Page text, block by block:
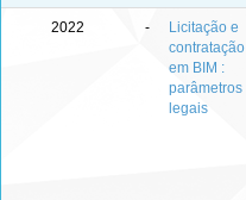
2022 -
Licitação e
contratação
em BIM :
parâmetros
legais